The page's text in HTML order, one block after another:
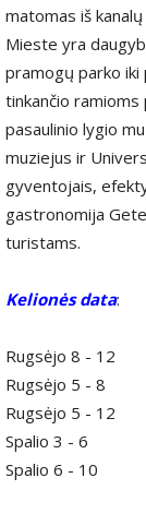
matomas iš
Mieste yra
pramogų parko iki
tinkančio
pasaulinio lygio
muziejus ir
gyventojais,
gastronomija
turistams.
Kelionės data:
Rugsėjo 8 - 12
Rugsėjo 5 - 8
Rugsėjo 5 - 12
Spalio 3 - 6
Spalio 6 - 10